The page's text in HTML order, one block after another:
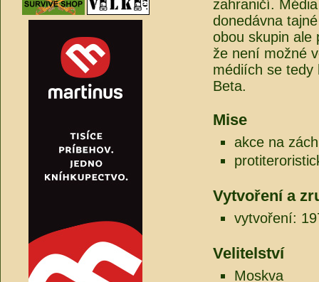
zahraničí.
donedávna
obou skupin ale
že není možné
médiích se tedy
Beta.
Mise
akce na
Vytvoření a
vytvoření:
Velitelství
Moskva